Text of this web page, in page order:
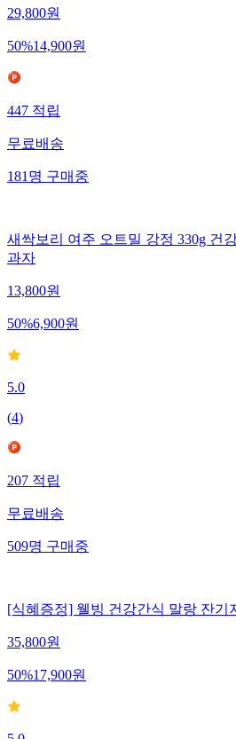
29,800원
50%14,900원
447적립
무료배송
181명구매중
새싹보리 여주 오트밀 강정 330g 건
과자
13,800원
50%6,900원
5.0
(4)
207적립
무료배송
509명구매중
[식혜증정] 웰빙 건강간식 말랑 잔기
35,800원
50%17,900원